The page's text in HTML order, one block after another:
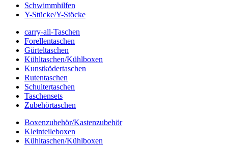
Schwimmhilfen
Y-Stücke/Y-Stöcke
carry-all-Taschen
Forellentaschen
Gürteltaschen
Kühltaschen/Kühlboxen
Kunstködertaschen
Rutentaschen
Schultertaschen
Taschensets
Zubehörtaschen
Boxenzubehör/Kastenzubehör
Kleinteileboxen
Kühltaschen/Kühlboxen